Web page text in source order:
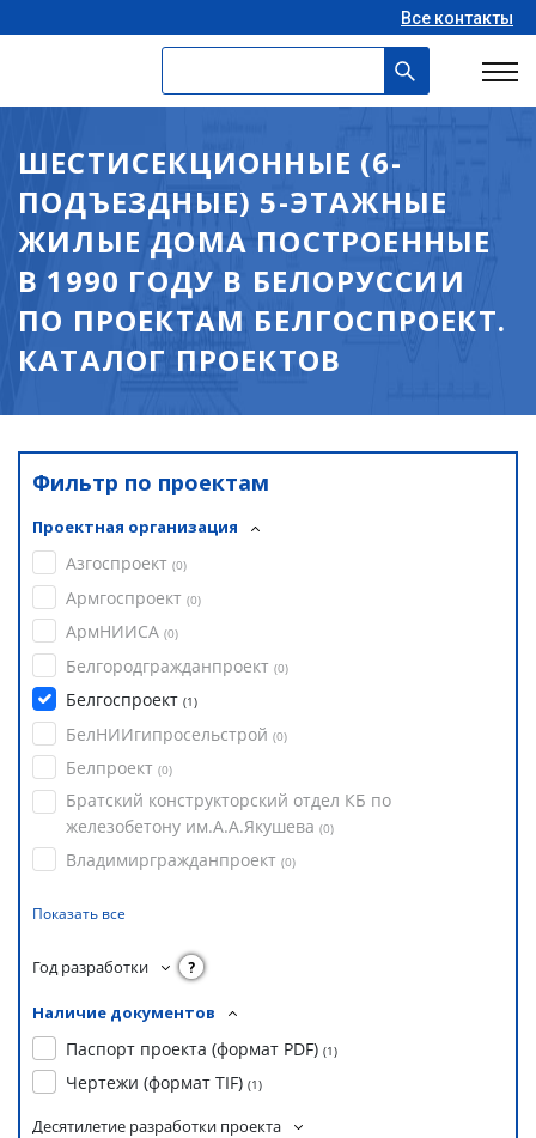
Все контакты
ШЕСТИСЕКЦИОННЫЕ (6-
ПОДЪЕЗДНЫЕ) 5-ЭТАЖНЫЕ
ЖИЛЫЕ ДОМА ПОСТРОЕННЫЕ
В 1990 ГОДУ В БЕЛОРУССИИ
ПО ПРОЕКТАМ БЕЛГОСПРОЕКТ.
КАТАЛОГ ПРОЕКТОВ
Фильтр по проектам
Проектная организация
Азгоспроект (0)
Армгоспроект (0)
АрмНИИСА (0)
Белгородгражданпроект (0)
Белгоспроект (1)
БелНИИгипросельстрой (0)
Белпроект (0)
Братский конструкторский отдел КБ по
железобетону им.А.А.Якушева (0)
Владимиргражданпроект (0)
Показать все
Год разработки ?
Наличие документов
Паспорт проекта (формат PDF) (1)
Чертежи (формат TIF) (1)
Десятилетие разработки проекта